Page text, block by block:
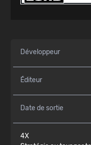
Développeur
Éditeur
Date de sortie
4X